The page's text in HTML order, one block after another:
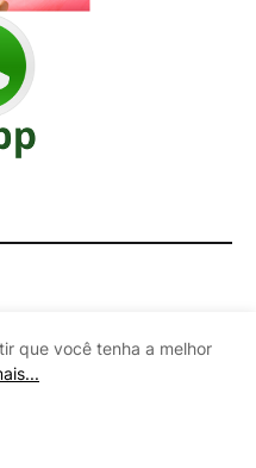
que você tenha a melhor